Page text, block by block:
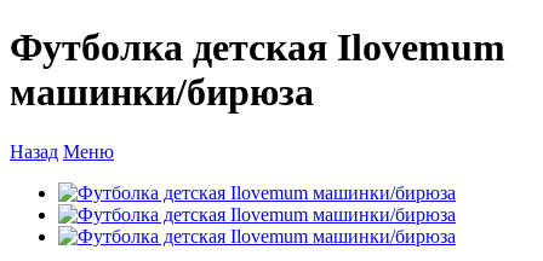
Футболка детская Ilovemum
машинки/бирюза
Назад Меню